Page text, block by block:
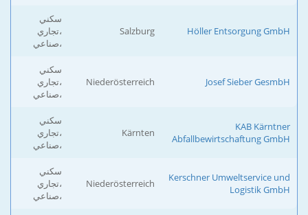
Höller Entsorgung GmbH
Salzburg
سكني
،تجاري
،صناعي
Josef Sieber GesmbH
Niederösterreich
سكني
،تجاري
،صناعي
KAB Kärntner
Abfallbewirtschaftung GmbH
Kärnten
سكني
،تجاري
،صناعي
Kerschner Umweltservice und
Logistik GmbH
Niederösterreich
سكني
،تجاري
،صناعي